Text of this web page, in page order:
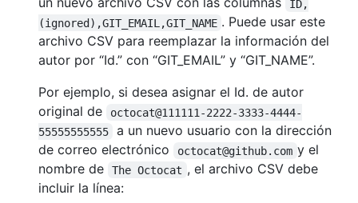
ID,
(ignored),GIT_EMAIL,GIT_NAME . Puede usar este
archivo CSV para reemplazar la información del
autor por “Id.” con “GIT_EMAIL” y “GIT_NAME”.
Por ejemplo, si desea asignar el Id. de autor
original de
octocat@111111-2222-3333-4444-
55555555555
a un nuevo usuario con la dirección
de correo electrónico
octocat@github.com y el
nombre de
The Octocat , el archivo CSV debe
incluir la línea: